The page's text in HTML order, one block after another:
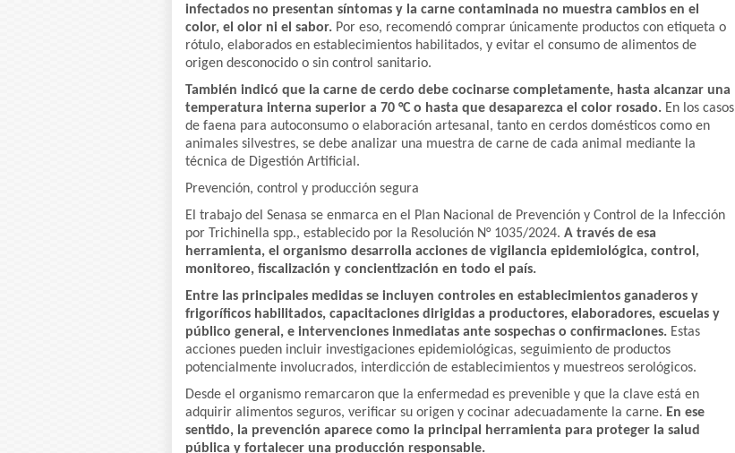
infectados no presentan síntomas y la carne contaminada no muestra cambios en el
color, el olor ni el sabor. Por eso, recomendó comprar únicamente productos con etiqueta o
rótulo, elaborados en establecimientos habilitados, y evitar el consumo de alimentos de
origen desconocido o sin control sanitario.
También indicó que la carne de cerdo debe cocinarse completamente, hasta alcanzar una
temperatura interna superior a 70 °C o hasta que desaparezca el color rosado. En los casos
de faena para autoconsumo o elaboración artesanal, tanto en cerdos domésticos como en
animales silvestres, se debe analizar una muestra de carne de cada animal mediante la
técnica de Digestión Artificial.
Prevención, control y producción segura
El trabajo del Senasa se enmarca en el Plan Nacional de Prevención y Control de la Infección
por Trichinella spp., establecido por la Resolución N° 1035/2024. A través de esa
herramienta, el organismo desarrolla acciones de vigilancia epidemiológica, control,
monitoreo, fiscalización y concientización en todo el país.
Entre las principales medidas se incluyen controles en establecimientos ganaderos y
frigoríficos habilitados, capacitaciones dirigidas a productores, elaboradores, escuelas y
público general, e intervenciones inmediatas ante sospechas o confirmaciones. Estas
acciones pueden incluir investigaciones epidemiológicas, seguimiento de productos
potencialmente involucrados, interdicción de establecimientos y muestreos serológicos.
Desde el organismo remarcaron que la enfermedad es prevenible y que la clave está en
adquirir alimentos seguros, verificar su origen y cocinar adecuadamente la carne. En ese
sentido, la prevención aparece como la principal herramienta para proteger la salud
pública y fortalecer una producción responsable.